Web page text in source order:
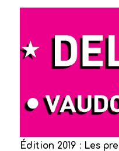
Édition 2019 : Les